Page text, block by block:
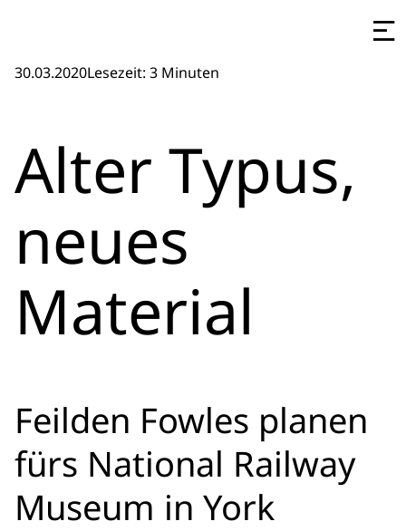
30.03.2020Lesezeit: 3 Minuten
Alter Typus,
neues
Material
Feilden Fowles planen
fürs National Railway
Museum in York